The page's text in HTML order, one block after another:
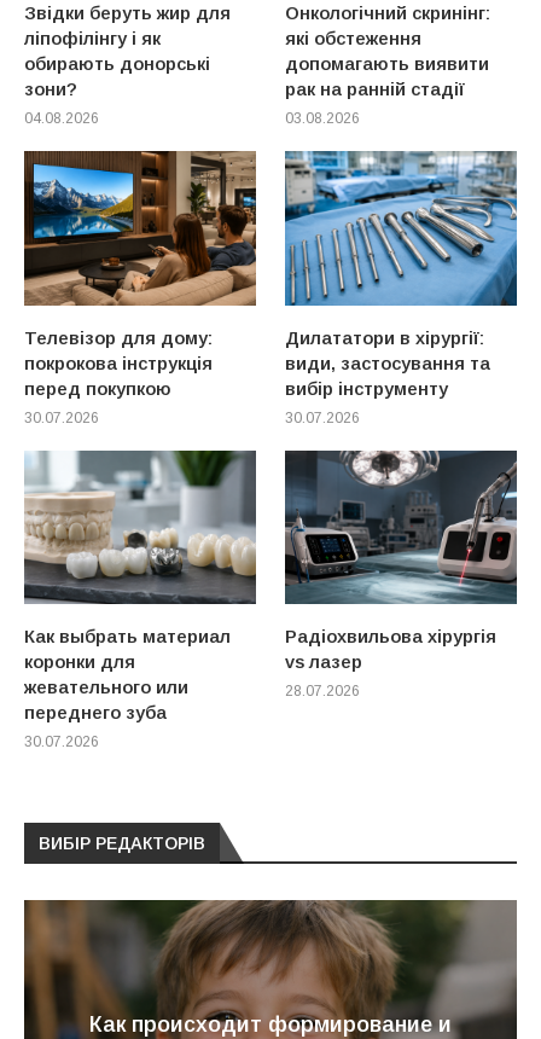
Звідки беруть жир для
ліпофілінгу і як
обирають донорські
зони?
04.08.2026
Онкологічний скринінг:
які обстеження
допомагають виявити
рак на ранній стадії
03.08.2026
Телевізор для дому:
покрокова інструкція
перед покупкою
30.07.2026
Дилататори в хірургії:
види, застосування та
вибір інструменту
30.07.2026
Как выбрать материал
коронки для
жевательного или
переднего зуба
30.07.2026
Радіохвильова хірургія
vs лазер
28.07.2026
ВИБІР РЕДАКТОРІВ
Как происходит формирование и